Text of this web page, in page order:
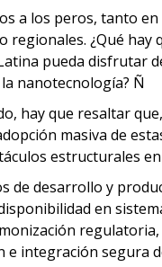
a los peros, tanto
regionales. ¿Qué hay
pueda disfrutar
nanotecnología? Ñ
hay que resaltar
masiva de
estructurales
de desarrollo y
en
e integración segura